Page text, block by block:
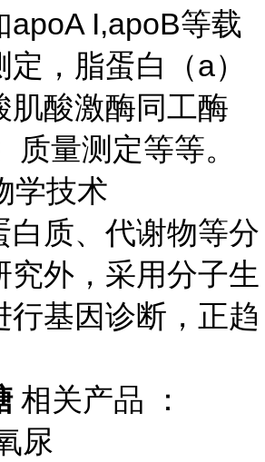
apoA I,apoB等载
，脂蛋白（a）
肌酸激酶同工酶
质量测定等等。
学技术
白质、代谢物等分
究外，采用分子生
行基因诊断，正趋
相关产品 ：
尿